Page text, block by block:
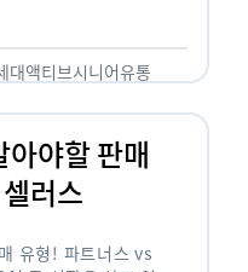
늙어가는 …
대액티브시니어유통
야할 판매
러스
유형! 파트너스 vs